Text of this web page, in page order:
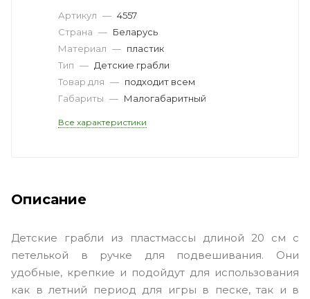
Артикул — 4557
Страна — Беларусь
Материал — пластик
Тип — Детские грабли
Товар для — подходит всем
Габариты — Малогабаритный
Все характеристики
Описание
Детские грабли из пластмассы длиной 20 см с
петелькой в ручке для подвешивания. Они
удобные, крепкие и подойдут для использования
как в летний период для игры в песке, так и в